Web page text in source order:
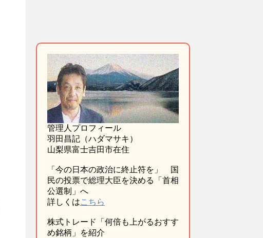
管理人プロフィール
羽田昌記（ハダマサキ）
山梨県富士吉田市在住
「今の日本の政治に終止符を」 国
民の投票で総理大臣を決める「首相
公選制」へ
詳しくはこちら
株式トレード「何倍も上がるおすす
め銘柄」を紹介